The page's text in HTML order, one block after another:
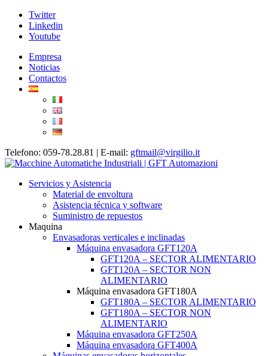
Twitter
Linkedin
Youtube
Empresa
Noticias
Contactos
Telefono: 059-78.28.81 | E-mail: gftmail@virgilio.it
Servicios y Asistencia
Material de envoltura
Asistencia técnica y software
Suministro de repuestos
Maquina
Envasadoras verticales e inclinadas
Máquina envasadora GFT120A
GFT120A – SECTOR ALIMENTARIO
GFT120A – SECTOR NON
ALIMENTARIO
Máquina envasadora GFT180A
GFT180A – SECTOR ALIMENTARIO
GFT180A – SECTOR NON
ALIMENTARIO
Máquina envasadora GFT250A
Máquina envasadora GFT400A